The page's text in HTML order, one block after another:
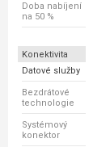
Doba nabíjení
na 50 %
Konektivita
Datové služby
Bezdrátové
technologie
Systémový
konektor